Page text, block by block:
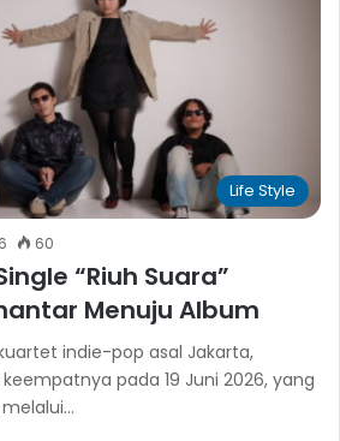
Life Style
60
“Riuh Suara”
Menuju Album
kuartet indie-pop asal Jakarta,
pada 19 Juni 2026, yang
melalui…